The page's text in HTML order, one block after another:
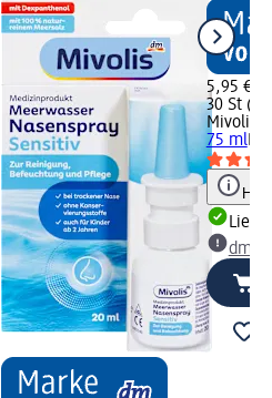
5,95 €
30 St
Mivolis
75 ml
dm